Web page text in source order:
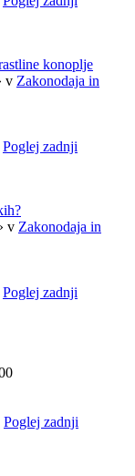
konoplje
v Zakonodaja in
Poglej zadnji
v Zakonodaja in
Poglej zadnji
Poglej zadnji